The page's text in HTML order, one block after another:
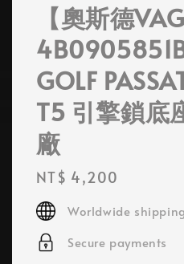
【奧斯德VAG
4B0905851B
GOLF
T5 引擎鎖底
廠
Regular
price
NT$ 4,200
Worldwide shipping
Secure payments